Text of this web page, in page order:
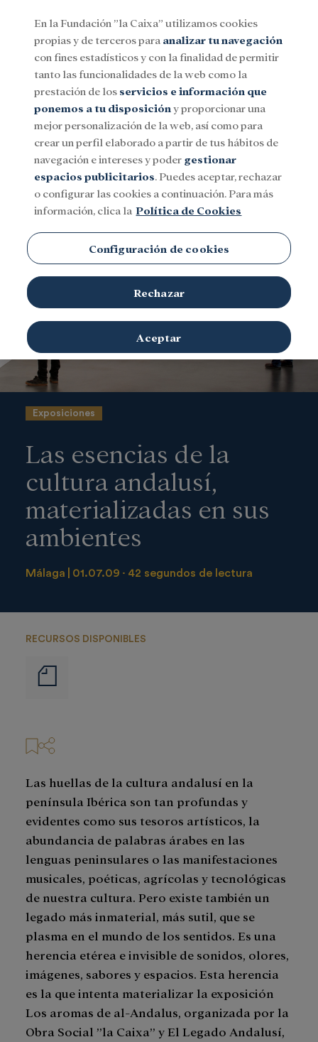
Menu
SocialInvestigación y becasCultura
Exposiciones
Las esencias de la
cultura andalusí,
materializadas en sus
ambientes
Málaga 01.07.09 42 segundos de lectura
RECURSOS DISPONIBLES
de
Las huellas de la cultura andalusí en la
península Ibérica son tan profundas y
evidentes como sus tesoros artísticos, la
abundancia de palabras árabes en las
lenguas peninsulares o las manifestaciones
musicales, poéticas, agrícolas y tecnológicas
de nuestra cultura. Pero existe también un
legado más inmaterial, más sutil, que se
plasma en el mundo de los sentidos. Es una
herencia etérea e invisible de sonidos, olores,
imágenes, sabores y espacios. Esta herencia
es la que intenta materializar la exposición
Los aromas de al-Andalus, organizada por la
Obra Social ”la Caixa” y El Legado Andalusí,
En la Fundación ”la Caixa” utilizamos cookies
propias y de terceros para analizar tu navegación
con fines estadísticos y con la finalidad de permitir
tanto las funcionalidades de la web como la
prestación de los servicios e información que
ponemos a tu disposición y proporcionar una
mejor personalización de la web, así como para
crear un perfil elaborado a partir de tus hábitos de
navegación e intereses y poder gestionar
espacios publicitarios. Puedes aceptar, rechazar
o configurar las cookies a continuación. Para más
información, clica la Política de Cookies
Configuración de cookies
Rechazar
Aceptar